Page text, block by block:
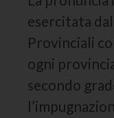
esercitata
Provinciali
ogni
secondo